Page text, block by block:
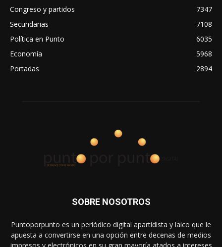
Congreso y partidos
7347
Secundarias
7108
Política en Punto
6035
Economía
5968
Portadas
2894
SOBRE NOSOTROS
Puntoporpunto es un periódico digital apartidista y laico que le
apuesta a convertirse en una opción entre decenas de medios